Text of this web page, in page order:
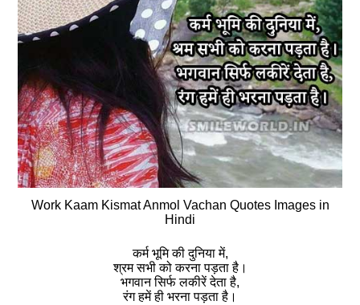
Work Kaam Kismat Anmol Vachan Quotes Images in
Hindi
कर्म भूमि की दुनिया में,
श्रम सभी को करना पड़ता है।
भगवान सिर्फ लकीरें देता है,
रंग हमें ही भरना पड़ता है।